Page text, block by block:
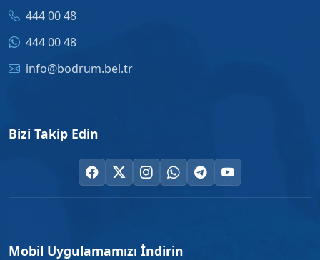
444 00 48
444 00 48
info@bodrum.bel.tr
Bizi Takip Edin
Mobil Uygulamamızı İndirin